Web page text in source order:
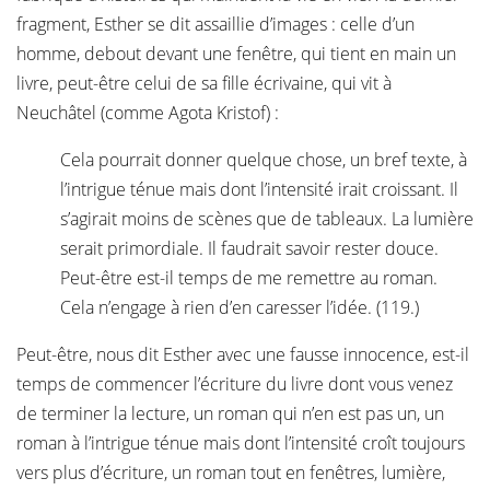
fragment, Esther se dit assaillie d’images : celle d’un
homme, debout devant une fenêtre, qui tient en main un
livre, peut-être celui de sa fille écrivaine, qui vit à
Neuchâtel (comme Agota Kristof) :
Cela pourrait donner quelque chose, un bref texte, à
l’intrigue ténue mais dont l’intensité irait croissant. Il
s’agirait moins de scènes que de tableaux. La lumière
serait primordiale. Il faudrait savoir rester douce.
Peut-être est-il temps de me remettre au roman.
Cela n’engage à rien d’en caresser l’idée. (119.)
Peut-être, nous dit Esther avec une fausse innocence, est-il
temps de commencer l’écriture du livre dont vous venez
de terminer la lecture, un roman qui n’en est pas un, un
roman à l’intrigue ténue mais dont l’intensité croît toujours
vers plus d’écriture, un roman tout en fenêtres, lumière,